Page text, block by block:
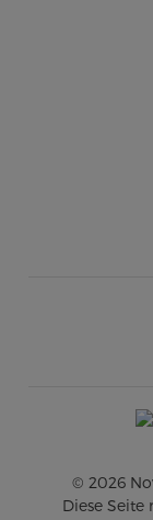
© 2026
Diese Seite